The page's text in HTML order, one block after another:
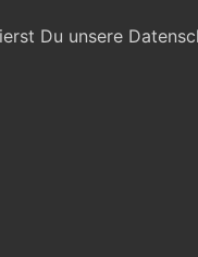
Du unsere